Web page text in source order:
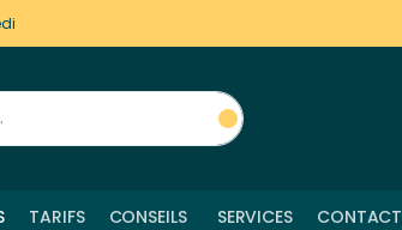
TARIFS CONSEILS SERVICES CONTACT